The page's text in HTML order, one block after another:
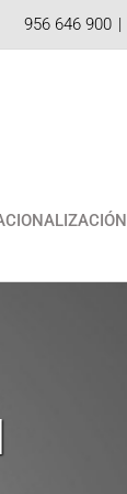
956 646 900 |